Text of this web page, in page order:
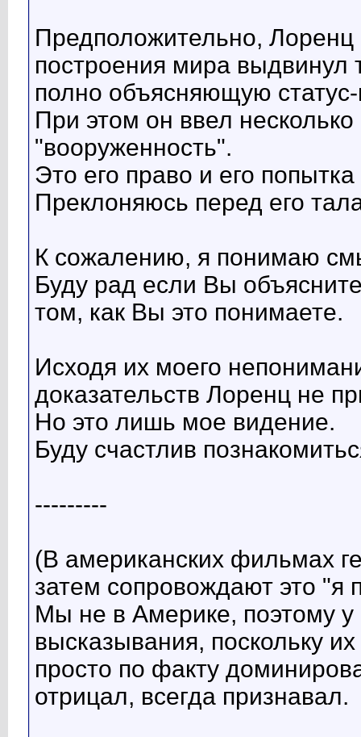
Предположительно,
построения мира
полно объясняющую статус-
При этом он ввел
"вооруженность".
Это его право и его
Преклоняюсь перед его
К сожалению, я понимаю
Буду рад если Вы
том, как Вы это понимаете.
Исходя их моего
доказательств Лоренц не
Но это лишь мое видение.
Буду счастлив
---------
(В американских фильмах
затем сопровождают это "я
Мы не в Америке, поэтому
высказывания, поскольку
просто по факту
отрицал, всегда признавал.